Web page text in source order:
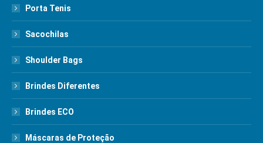
Porta Tenis
Sacochilas
Shoulder Bags
Brindes Diferentes
Brindes ECO
Máscaras de Proteção